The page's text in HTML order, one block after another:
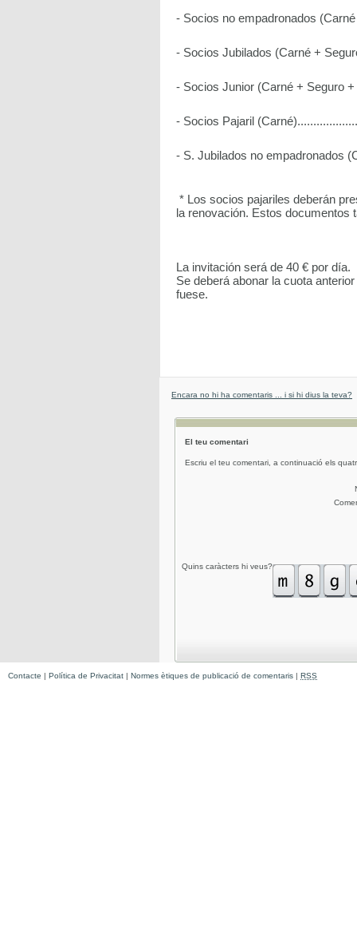
- Socios no empadronados
- Socios Jubilados (Carné +
- Socios Junior (Carné + Seguro
- Socios Pajaril
- S. Jubilados no empadronados
* Los socios pajariles deberán
la renovación. Estos documentos
La invitación será de 40 € por día.
Se deberá abonar la cuota
fuese.
Encara no hi ha comentaris ... i si hi dius la teva?
El teu comentari
Escriu el teu comentari, a continuació els
Quins caràcters hi veus?
Contacte | Política de Privacitat | Normes ètiques de publicació de comentaris | RSS